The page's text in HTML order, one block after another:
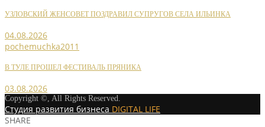
УЗЛОВСКИЙ ЖЕНСОВЕТ ПОЗДРАВИЛ СУПРУГОВ СЕЛА ИЛЬИНКА
04.08.2026
pochemuchka2011
В ТУЛЕ ПРОШЕЛ ФЕСТИВАЛЬ ПРЯНИКА
03.08.2026
Copyright ©, All Rights Reserved.
Студия развития бизнеса DIGITAL LIFE
SHARE